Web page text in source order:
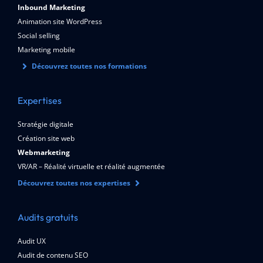
Inbound Marketing
Animation site WordPress
Social selling
Marketing mobile
Découvrez toutes nos formations
Expertises
Stratégie digitale
Création site web
Webmarketing
VR/AR – Réalité virtuelle et réalité augmentée
Découvrez toutes nos expertises
Audits gratuits
Audit UX
Audit de contenu SEO